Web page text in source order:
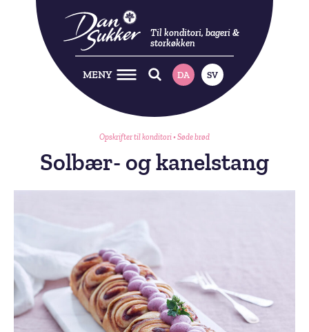
Til konditori, bageri &
storkøkken
MENY DA SV
Opskrifter til konditori•Søde brød
Solbær- og kanelstang